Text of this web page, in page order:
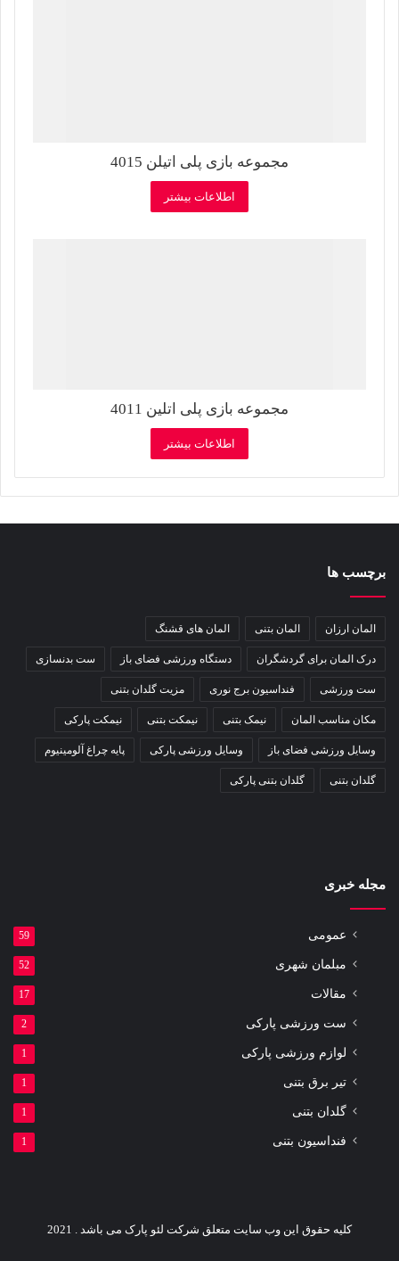
مجموعه بازی پلی اتیلن 4015
اطلاعات بیشتر
مجموعه بازی پلی اتلین 4011
اطلاعات بیشتر
برچسب ها
المان ارزان المان بتنی المان های قشنگ
درک المان برای گردشگران دستگاه ورزشی فضای باز ست بدنسازی
ست ورزشی فنداسیون برج نوری مزیت گلدان بتنی
مکان مناسب المان نیمک بتنی نیمکت بتنی نیمکت پارکی
وسایل ورزشی فضای باز وسایل ورزشی پارکی پایه چراغ آلومینیوم
گلدان بتنی گلدان بتنی پارکی
مجله خبری
عمومی 59
مبلمان شهری 52
مقالات 17
ست ورزشی پارکی 2
لوازم ورزشی پارکی 1
تیر برق بتنی 1
گلدان بتنی 1
فنداسیون بتنی 1
کلیه حقوق این وب سایت متعلق شرکت لئو پارک می باشد . 2021